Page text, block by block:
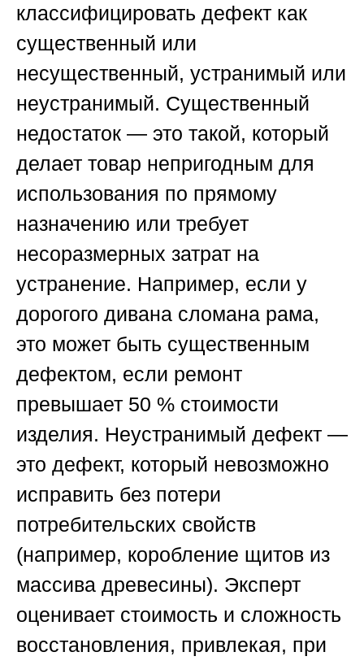
классифицировать дефект как
существенный или
несущественный, устранимый или
неустранимый. Существенный
недостаток — это такой, который
делает товар непригодным для
использования по прямому
назначению или требует
несоразмерных затрат на
устранение. Например, если у
дорогого дивана сломана рама,
это может быть существенным
дефектом, если ремонт
превышает 50 % стоимости
изделия. Неустранимый дефект —
это дефект, который невозможно
исправить без потери
потребительских свойств
(например, коробление щитов из
массива древесины). Эксперт
оценивает стоимость и сложность
восстановления, привлекая, при